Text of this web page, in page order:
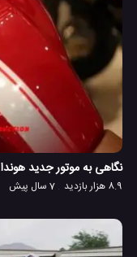
نگاهی به موتور جدید هوندا CB190SS 2019
8.9 هزار بازدید 7 سال پیش